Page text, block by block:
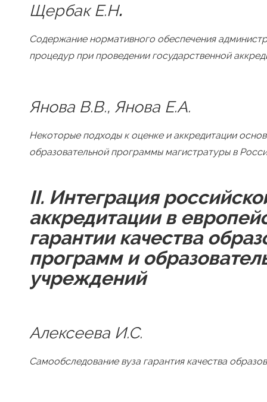
Щербак Е.Н.
Содержание нормативного обеспечения
процедур при проведении государственной
Янова В.В., Янова Е.А.
Некоторые подходы к оценке и аккредитации
образовательной программы магистратуры в
II. Интеграция
аккредитации в
гарантии качества
программ и
учреждений
Алексеева И.С.
Самообследование вуза гарантия качества